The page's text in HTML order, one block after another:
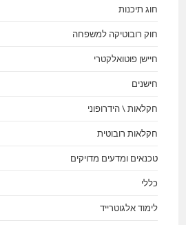
חוג תיכנות
חוק רובוטיקה למשפחה
חיישן פוטואלקטרי
חישנים
חקלאות \ הידרופוני
חקלאות רובוטית
טכנאים ומדעים מדויקים
כללי
לימוד אלגוטרייד